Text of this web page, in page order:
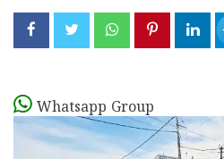
Whatsapp Group